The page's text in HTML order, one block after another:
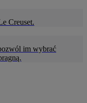
Creuset.
im wybrać